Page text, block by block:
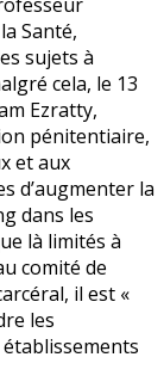
Santé,
sujets à
cela, le 13
Ezratty,
pénitentiaire,
et aux
d’augmenter la
dans les
là limités à
comité de
il est «
les